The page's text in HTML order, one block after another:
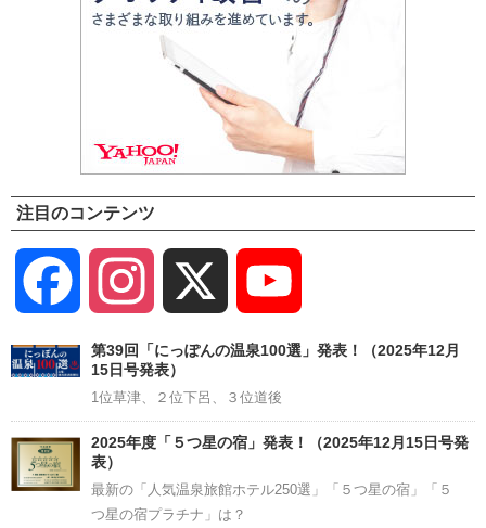
注目のコンテンツ
Facebook Instagram
Channel
第39回「にっぽんの温泉100選」発表！（2025年12月
15日号発表）
1位草津、２位下呂、３位道後
2025年度「５つ星の宿」発表！（2025年12月15日号発
表）
最新の「人気温泉旅館ホテル250選」「５つ星の宿」「５
つ星の宿プラチナ」は？